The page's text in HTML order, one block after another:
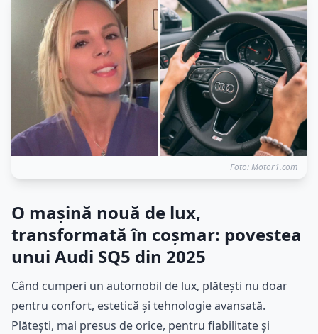
Foto: Motor1.com
O mașină nouă de lux,
transformată în coșmar: povestea
unui Audi SQ5 din 2025
Când cumperi un automobil de lux, plătești nu doar
pentru confort, estetică și tehnologie avansată.
Plătești, mai presus de orice, pentru fiabilitate și